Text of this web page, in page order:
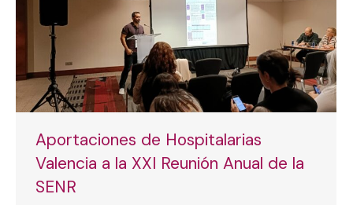
Aportaciones de Hospitalarias
Valencia a la XXI Reunión Anual de la
SENR